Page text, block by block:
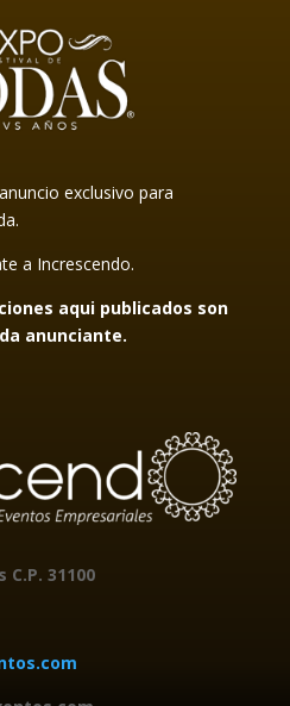
exclusivo para
a Increscendo.
aqui publicados son
anunciante.
C.P. 31100